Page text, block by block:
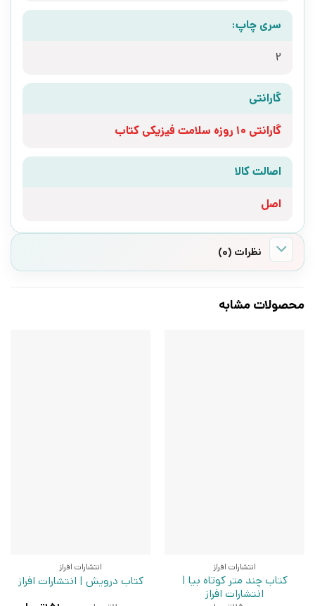
سری چاپ:
2
گارانتی
گارانتی 10 روزه سلامت فیزیکی کتاب
اصالت کالا
اصل
نظرات (0)
محصولات مشابه
انتشارات افراز
کتاب چند متر کوتاه‌ بیا |
انتشارات افراز
انتشارات افراز
کتاب درویش | انتشارات افراز